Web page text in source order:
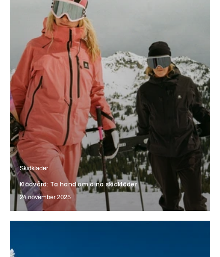
Skidkläder
Klädvård: Ta hand om dina skidkläder
24 november 2025